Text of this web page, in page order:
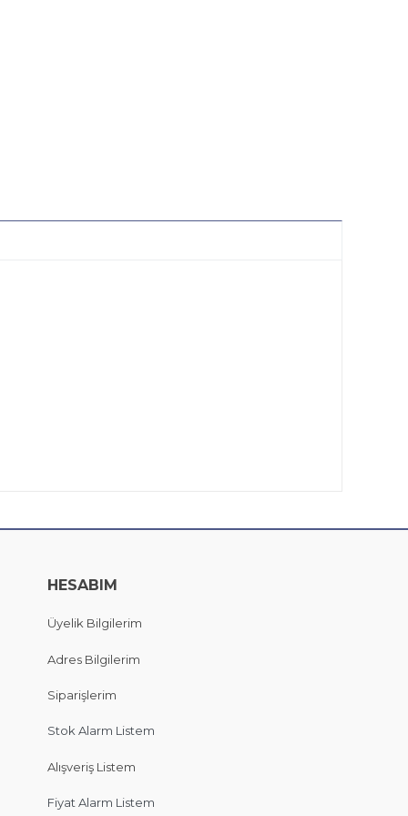
HESABIM
Üyelik Bilgilerim
Adres Bilgilerim
Siparişlerim
Stok Alarm Listem
Alışveriş Listem
Fiyat Alarm Listem